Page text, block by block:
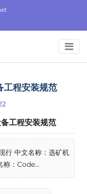
程安装规范
工程安装规范
行 中文名称：选矿机
称：Code...